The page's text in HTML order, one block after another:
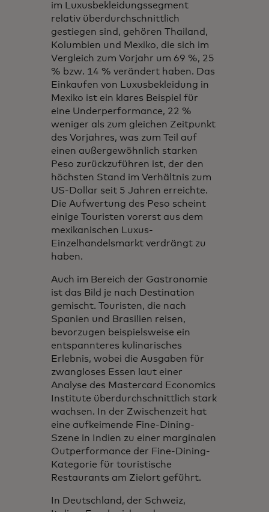
im Luxusbekleidungssegment
relativ überdurchschnittlich
gestiegen sind, gehören Thailand,
Kolumbien und Mexiko, die sich im
Vergleich zum Vorjahr um 69 %, 25
% bzw. 14 % verändert haben. Das
Einkaufen von Luxusbekleidung in
Mexiko ist ein klares Beispiel für
eine Underperformance, 22 %
weniger als zum gleichen Zeitpunkt
des Vorjahres, was zum Teil auf
einen außergewöhnlich starken
Peso zurückzuführen ist, der den
höchsten Stand im Verhältnis zum
US-Dollar seit 5 Jahren erreichte.
Die Aufwertung des Peso scheint
einige Touristen vorerst aus dem
mexikanischen Luxus-
Einzelhandelsmarkt verdrängt zu
haben.
Auch im Bereich der Gastronomie
ist das Bild je nach Destination
gemischt. Touristen, die nach
Spanien und Brasilien reisen,
bevorzugen beispielsweise ein
entspannteres kulinarisches
Erlebnis, wobei die Ausgaben für
zwangloses Essen laut einer
Analyse des Mastercard Economics
Institute überdurchschnittlich stark
wachsen. In der Zwischenzeit hat
eine aufkeimende Fine-Dining-
Szene in Indien zu einer marginalen
Outperformance der Fine-Dining-
Kategorie für touristische
Restaurants am Zielort geführt.
In Deutschland, der Schweiz,